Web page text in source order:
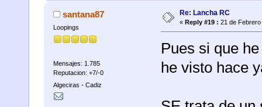
santana87
Loopings
Mensajes: 1.785
Reputacion: +7/-0
Algeciras - Cadiz
Re: Lancha RC
« Reply #19 : 21 de
Pues si que
he visto hace